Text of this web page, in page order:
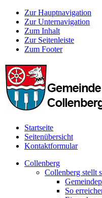
Zur Hauptnavigation
Zur Unternavigation
Zum Inhalt
Zur Seitenleiste
Zum Footer
Startseite
Seitenübersicht
Kontaktformular
Collenberg
Collenberg stellt
So